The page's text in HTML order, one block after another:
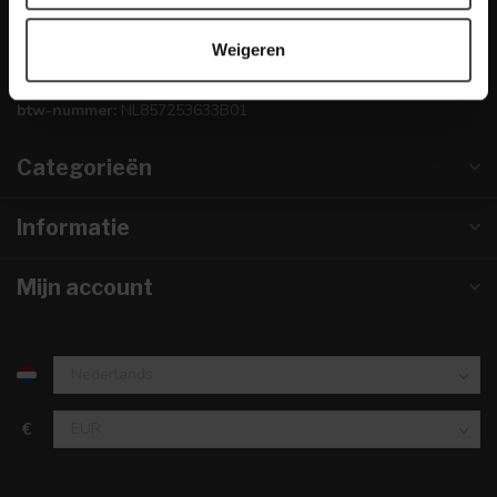
Weigeren
KVK nummer:67984495
btw-nummer: NL857253633B01
Categorieën
Informatie
Mijn account
€